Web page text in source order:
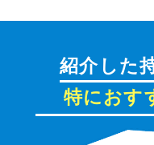
紹介した
特におす